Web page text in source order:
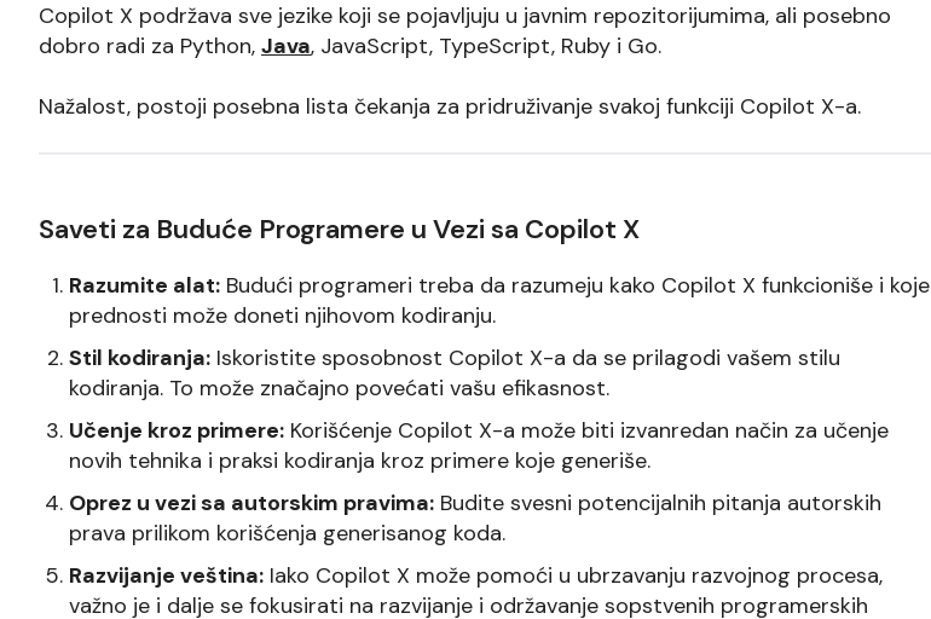
Copilot X podržava sve jezike koji se pojavljuju u javnim repozitorijumima, ali posebno
dobro radi za Python, Java, JavaScript, TypeScript, Ruby i Go.
Nažalost, postoji posebna lista čekanja za pridruživanje svakoj funkciji Copilot X-a.
Saveti za Buduće Programere u Vezi sa Copilot X
Razumite alat: Budući programeri treba da razumeju kako Copilot X funkcioniše i koje
prednosti može doneti njihovom kodiranju.
Stil kodiranja: Iskoristite sposobnost Copilot X-a da se prilagodi vašem stilu
kodiranja. To može značajno povećati vašu efikasnost.
Učenje kroz primere: Korišćenje Copilot X-a može biti izvanredan način za učenje
novih tehnika i praksi kodiranja kroz primere koje generiše.
Oprez u vezi sa autorskim pravima: Budite svesni potencijalnih pitanja autorskih
prava prilikom korišćenja generisanog koda.
Razvijanje veština: Iako Copilot X može pomoći u ubrzavanju razvojnog procesa,
važno je i dalje se fokusirati na razvijanje i održavanje sopstvenih programerskih